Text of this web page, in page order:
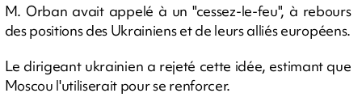
M. Orban avait appelé à un "cessez-le-feu", à rebours
des positions des Ukrainiens et de leurs alliés européens.
Le dirigeant ukrainien a rejeté cette idée, estimant que
Moscou l'utiliserait pour se renforcer.